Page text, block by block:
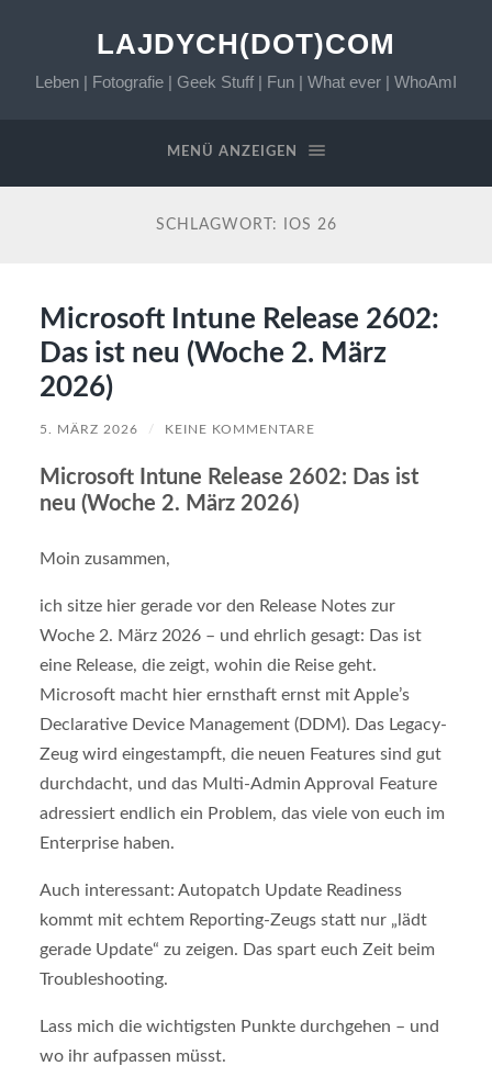
LAJDYCH(DOT)COM
Leben | Fotografie | Geek Stuff | Fun | What ever | WhoAmI
MENÜ ANZEIGEN
SCHLAGWORT: IOS 26
Microsoft Intune Release 2602:
Das ist neu (Woche 2. März
2026)
5. MÄRZ 2026 / KEINE KOMMENTARE
Microsoft Intune Release 2602: Das ist
neu (Woche 2. März 2026)
Moin zusammen,
ich sitze hier gerade vor den Release Notes zur
Woche 2. März 2026 – und ehrlich gesagt: Das ist
eine Release, die zeigt, wohin die Reise geht.
Microsoft macht hier ernsthaft ernst mit Apple’s
Declarative Device Management (DDM). Das Legacy-
Zeug wird eingestampft, die neuen Features sind gut
durchdacht, und das Multi-Admin Approval Feature
adressiert endlich ein Problem, das viele von euch im
Enterprise haben.
Auch interessant: Autopatch Update Readiness
kommt mit echtem Reporting-Zeugs statt nur „lädt
gerade Update“ zu zeigen. Das spart euch Zeit beim
Troubleshooting.
Lass mich die wichtigsten Punkte durchgehen – und
wo ihr aufpassen müsst.